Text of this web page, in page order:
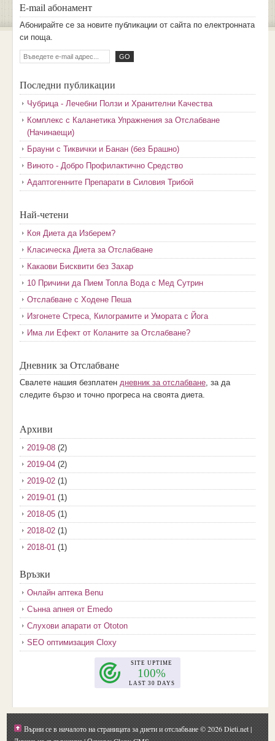
E-mail абонамент
Aбoниpaйтe ce зa нoвитe пyбликaции oт caйтa пo eлeктpoннaтa
cи пoщa.
Последни публикации
Чубрица - Лечебни Ползи и Хранителни Качества
Комплекс с Каланетика Упражнения за Отслабване
(Начинаещи)
Брауни с Тиквички и Банан (без Брашно)
Виното - Добро Профилактично Средство
Адаптогенните Препарати в Силовия Трибой
Най-четени
Коя Диета да Изберем?
Класическа Диета за Отслабване
Какаови Бисквити без Захар
10 Причини да Пием Топла Вода с Мед Сутрин
Отслабване с Ходене Пеша
Изгонете Стреса, Килограмите и Умората с Йога
Има ли Ефект от Коланите за Отслабване?
Дневник за Отслабване
Свалете нашия безплатен дневник за отслабване, за да
следите бързо и точно прогреса на своята диета.
Архиви
2019-08(2)
2019-04(2)
2019-02(1)
2019-01(1)
2018-05(1)
2018-02(1)
2018-01(1)
2017-11
2017-10(3)
2017-08(3)
2017-07(1)
2017-06(2)
2017-02(2)
2017-01(1)
Връзки
Онлайн аптека Benu
Сънна апнея от Emedo
Слухови апарати от Ototon
SEO оптимизация Cloxy
Върни се в началото на страницата за диети и отслабване© 2026 Dieti.net |